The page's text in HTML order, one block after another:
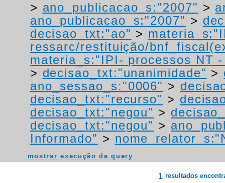
> ano_publicacao_s:"2007" >
ano_publicacao_s:"2007" >
decisao_txt:"ao" >
ressarc/restituição/
materia_s:"IPI- processos NT
> decisao_txt:"unanimidade" >
ano_sessao_s:"0006" >
decisao_txt:"recurso" >
decisao_txt:"negou" >
decisao_txt:"negou" >
Informado" >
mostrar execução da query
1 resultados